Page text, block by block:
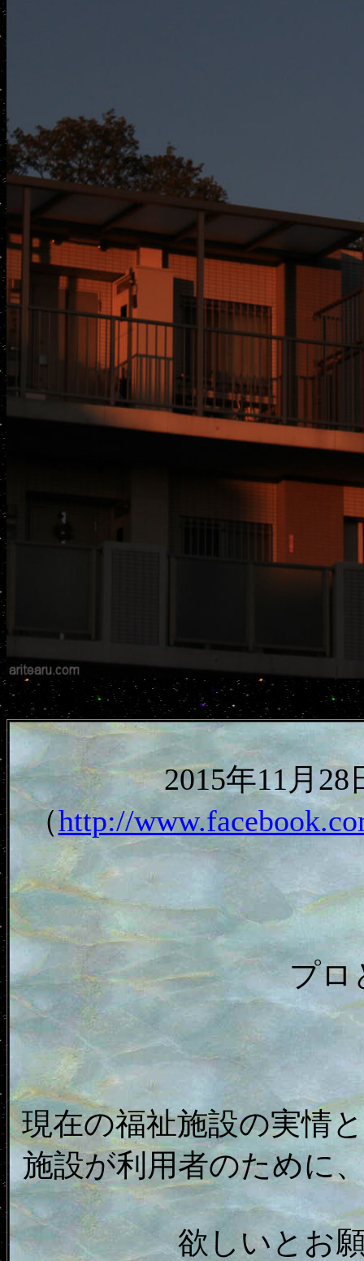
2015年11月
（http://
プロ
現在の福祉施設の実情
施設が利用者のために
欲しいとお